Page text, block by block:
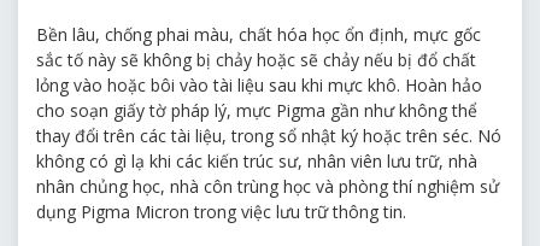
No.12 Brown
No.32 Fresh Green
No.117 Sepia
No.36 Blue
No.19 Red
No.138 Royal Blue
Bền lâu, chống phai màu, chất hóa học ổn định, mực gốc
sắc tố này sẽ không bị chảy hoặc sẽ chảy nếu bị đổ chất
lỏng vào hoặc bôi vào tài liệu sau khi mực khô. Hoàn hảo
cho soạn giấy tờ pháp lý, mực Pigma gần như không thể
thay đổi trên các tài liệu, trong sổ nhật ký hoặc trên séc. Nó
không có gì lạ khi các kiến trúc sư, nhân viên lưu trữ, nhà
nhân chủng học, nhà côn trùng học và phòng thí nghiệm sử
dụng Pigma Micron trong việc lưu trữ thông tin.